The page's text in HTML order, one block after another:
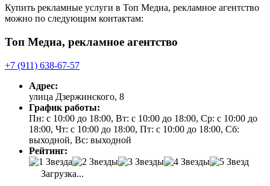
Купить рекламные услуги в Топ Медиа, рекламное агентство
можно по следующим контактам:
Топ Медиа, рекламное агентство
+7 (911) 638-67-57
Адрес:
улица Дзержинского, 8
График работы:
Пн: с 10:00 до 18:00, Вт: с 10:00 до 18:00, Ср: с 10:00 до
18:00, Чт: с 10:00 до 18:00, Пт: с 10:00 до 18:00, Сб:
выходной, Вс: выходной
Рейтинг:
Загрузка...